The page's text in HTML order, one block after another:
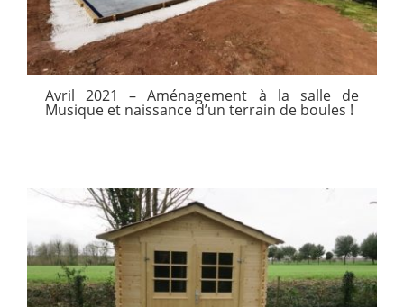
Avril 2021 – Aménagement à la salle de
Musique et naissance d’un terrain de boules !